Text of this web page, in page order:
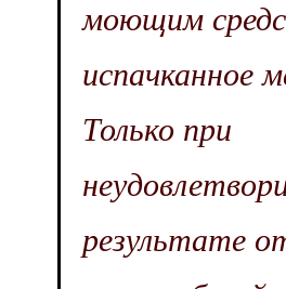
моющим
испачканное
Только при
результате